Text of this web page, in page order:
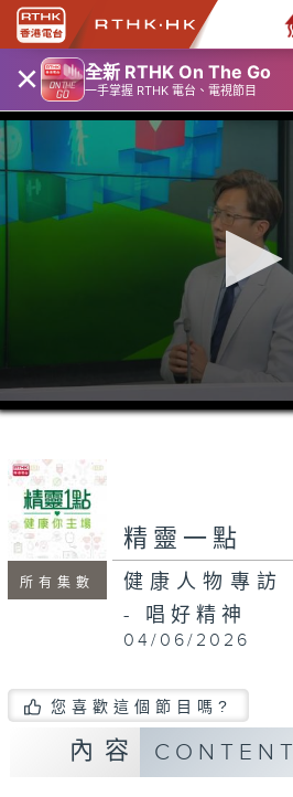
× 全新 RTHK On The Go
一手掌握 RTHK 電台、電視節目
0
seconds
minutes,
14
seconds
所有集數
精靈一點
健康人物專訪
- 唱好精神
04/06/2026
您喜歡這個節目嗎?
內容 CONTENT